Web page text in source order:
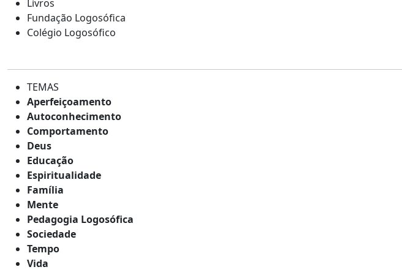
Livros
Fundação Logosófica
Colégio Logosófico
TEMAS
Aperfeiçoamento
Autoconhecimento
Comportamento
Deus
Educação
Espiritualidade
Família
Mente
Pedagogia Logosófica
Sociedade
Tempo
Vida